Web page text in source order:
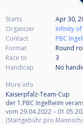
Starts
Apr 30,
Organizer
Infinity
Contact
PBC
Format
Round
Race to
3
Handicap
No
More info
Kaiserpfalz-Team-Cup
der 1.PBC Ingelheim
vom 29.04.2022 –
(Startgebühr pro